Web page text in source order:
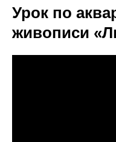
Урок по
живописи